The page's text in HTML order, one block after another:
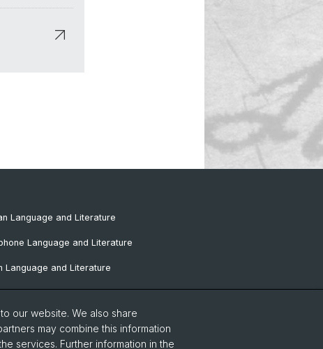
Language and Literature
Language and Literature
Language and Literature
Language and Literature
and Literature
Studies
our website. We also share
may combine this information
services. Further information in the